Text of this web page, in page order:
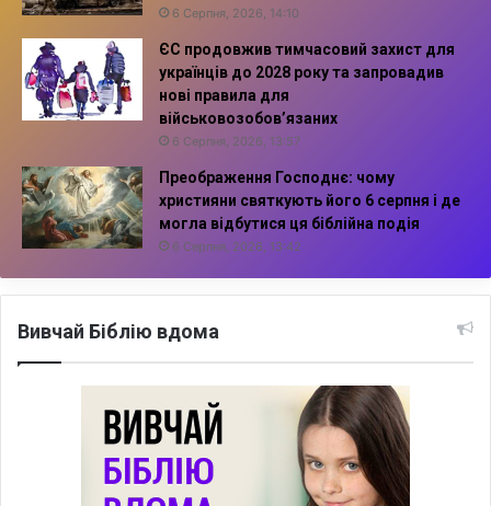
6 Серпня, 2026, 14:10
ЄС продовжив тимчасовий захист для
українців до 2028 року та запровадив
нові правила для
військовозобов’язаних
6 Серпня, 2026, 13:57
Преображення Господнє: чому
християни святкують його 6 серпня і де
могла відбутися ця біблійна подія
6 Серпня, 2026, 13:42
Вивчай Біблію вдома